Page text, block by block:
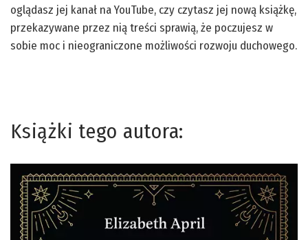
oglądasz jej kanał na YouTube, czy czytasz jej nową książkę,
przekazywane przez nią treści sprawią, że poczujesz w
sobie moc i nieograniczone możliwości rozwoju duchowego.
Książki tego autora: